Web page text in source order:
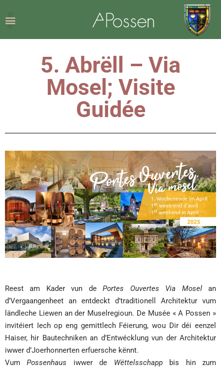
5. Abrëll – Via
Mosel; Visite
Guidée
Reest am Kader vun dePortes Ouvertes Via Moselan
d’Vergaangenheet an entdeckt d’traditionell Architektur vum
ländleche Liewen an der Muselregioun. De Musée « A Possen »
invitéiert Iech op eng gemittlech Féierung, wou Dir déi eenzel
Haiser, hir Bautechniken an d’Entwécklung vun der Architektur
iwwer d’Joerhonnerten erfuersche kënnt.
VumPossenhaus iwwer de Wëttelsschappbis hin zum